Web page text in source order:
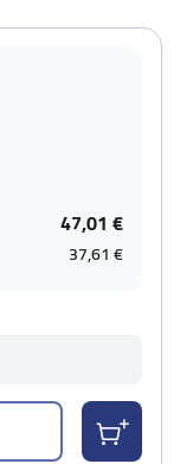
47,01 €
37,61 €